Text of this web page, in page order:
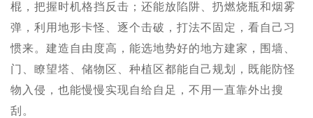
棍，把握时机格挡反击；还能放陷阱、扔燃烧瓶和烟雾
弹，利用地形卡怪、逐个击破，打法不固定，看自己习
惯来。建造自由度高，能选地势好的地方建家，围墙、
门、瞭望塔、储物区、种植区都能自己规划，既能防怪
物入侵，也能慢慢实现自给自足，不用一直靠外出搜
刮。